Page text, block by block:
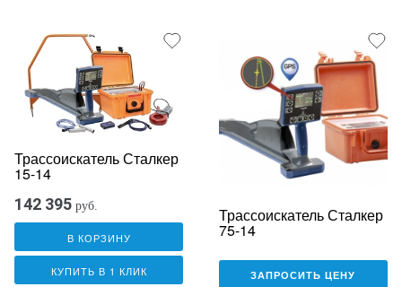
Трассоискатель Сталкер
15-14
142 395 руб.
В КОРЗИНУ
КУПИТЬ В 1 КЛИК
Трассоискатель Сталкер
75-14
ЗАПРОСИТЬ ЦЕНУ